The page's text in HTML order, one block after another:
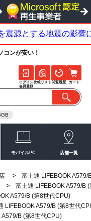
ンが安い！
ログイン
会員登録
比較リスト 閲覧履歴 カート
モバイルPC 店舗一覧
>
富士通 LIFEBOOK A579/
>
富士通 LIFEBOOK A579/B
A579/B (第8世代CPU)
LIFEBOOK A579/B (第8世代
A579/B (第8世代CPU)